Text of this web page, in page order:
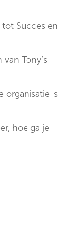
tot Succes en
Tony’s
organisatie is
hoe ga je